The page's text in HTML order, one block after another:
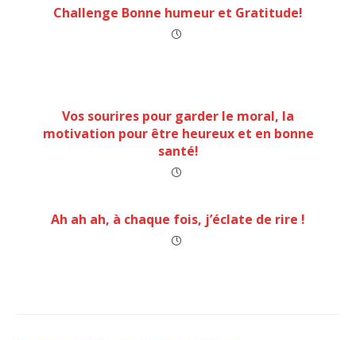
Challenge Bonne humeur et Gratitude!
Vos sourires pour garder le moral, la
motivation pour être heureux et en bonne
santé!
Ah ah ah, à chaque fois, j’éclate de rire !